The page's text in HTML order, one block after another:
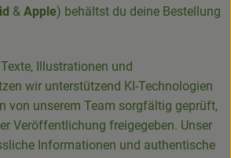
& Apple) behältst du deine Bestellung
Illustrationen und
wir unterstützend KI-Technologien
von unserem Team sorgfältig geprüft,
Veröffentlichung freigegeben. Unser
Informationen und authentische